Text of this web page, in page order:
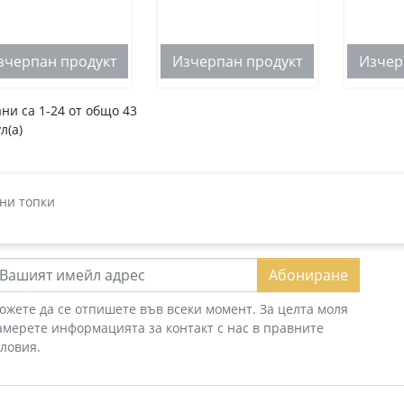
продукт Изчерпан продукт
са 1-24 от общо 43
топки
Абониране
да се отпишете във всеки момент. За целта моля
информацията за контакт с нас в правните